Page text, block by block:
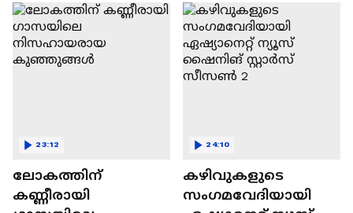
ലോകത്തിന്
കണ്ണീരായി
23:12
കഴിവുകളുടെ
സംഗമവേദിയായി
24:10